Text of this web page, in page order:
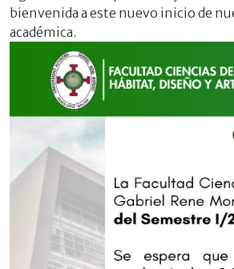
bienvenida a este nuevo inicio de
académica.